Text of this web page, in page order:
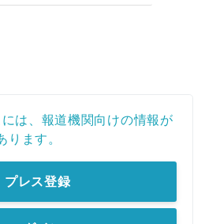
は、報道機関向けの情報が
ります。
プレス登録